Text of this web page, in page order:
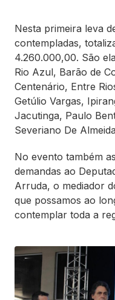
Nesta primeira leva
contempladas,
4.260.000,00. São
Rio Azul, Barão de
Centenário, Entre
Getúlio Vargas,
Jacutinga, Paulo
Severiano De
No evento também
demandas ao
Arruda, o mediador
que possamos ao
contemplar toda a